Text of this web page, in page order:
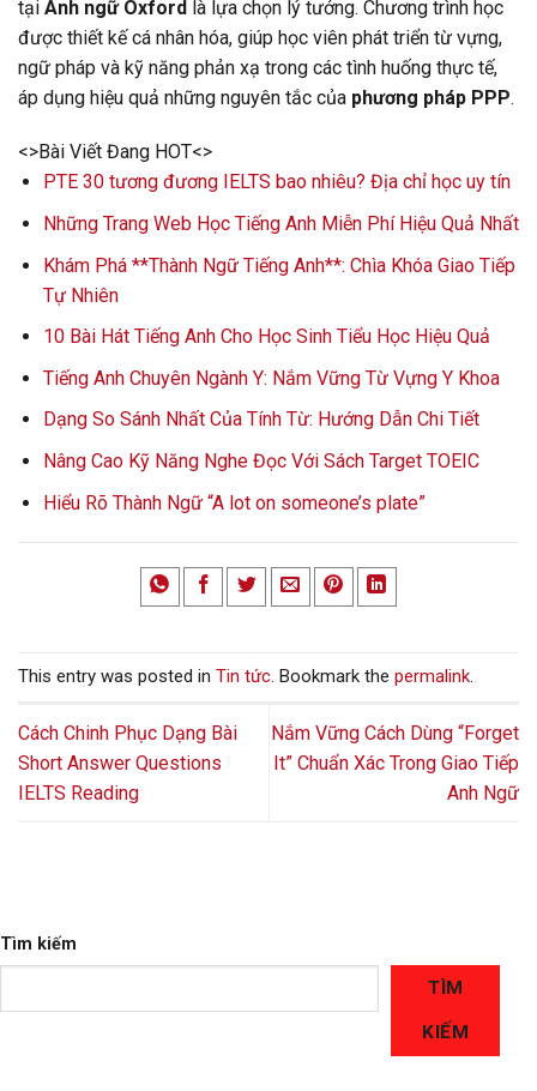
tại Anh ngữ Oxford là lựa chọn lý tưởng. Chương trình học
được thiết kế cá nhân hóa, giúp học viên phát triển từ vựng,
ngữ pháp và kỹ năng phản xạ trong các tình huống thực tế,
áp dụng hiệu quả những nguyên tắc của phương pháp PPP.
<>Bài Viết Đang HOT<>
PTE 30 tương đương IELTS bao nhiêu? Địa chỉ học uy tín
Những Trang Web Học Tiếng Anh Miễn Phí Hiệu Quả Nhất
Khám Phá **Thành Ngữ Tiếng Anh**: Chìa Khóa Giao Tiếp
Tự Nhiên
10 Bài Hát Tiếng Anh Cho Học Sinh Tiểu Học Hiệu Quả
Tiếng Anh Chuyên Ngành Y: Nắm Vững Từ Vựng Y Khoa
Dạng So Sánh Nhất Của Tính Từ: Hướng Dẫn Chi Tiết
Nâng Cao Kỹ Năng Nghe Đọc Với Sách Target TOEIC
Hiểu Rõ Thành Ngữ “A lot on someone’s plate”
This entry was posted in Tin tức. Bookmark the permalink.
Cách Chinh Phục Dạng Bài
Short Answer Questions
IELTS Reading
Nắm Vững Cách Dùng “Forget
It” Chuẩn Xác Trong Giao Tiếp
Anh Ngữ
Tìm kiếm
TÌM
KIẾM